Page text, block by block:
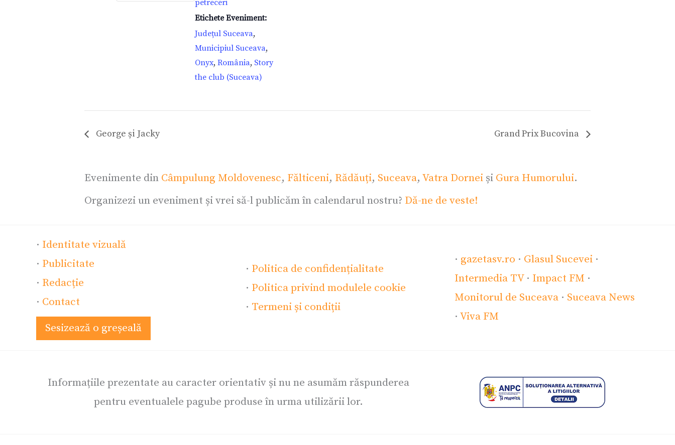
petreceri
Etichete Eveniment:
Județul Suceava,
Municipiul Suceava,
Onyx, România, Story
the club (Suceava)
George și Jacky Grand Prix Bucovina
Evenimente din Câmpulung Moldovenesc, Fălticeni, Rădăuți, Suceava, Vatra Dornei și Gura Humorului.
Organizezi un eveniment și vrei să-l publicăm în calendarul nostru? Dă-ne de veste!
· Identitate vizuală
· Publicitate
· Redacție
· Contact
Sesizează o greșeală
· Politica de confidențialitate
· Politica privind modulele cookie
· Termeni și condiții
· gazetasv.ro · Glasul Sucevei ·
Intermedia TV· Impact FM ·
Monitorul de Suceava · Suceava News
·Viva FM
Informațiile prezentate au caracter orientativ și nu ne asumăm răspunderea
pentru eventualele pagube produse în urma utilizării lor.